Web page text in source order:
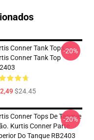
Conner Tank Tops -
Conner Tank Top
$24.45
-20%
Conner Tops De Tanque
Kurtis Conner Parte
Do Tanque RB2403
-20%